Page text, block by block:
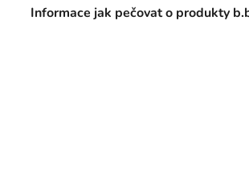
Informace jak pečovat o produkty